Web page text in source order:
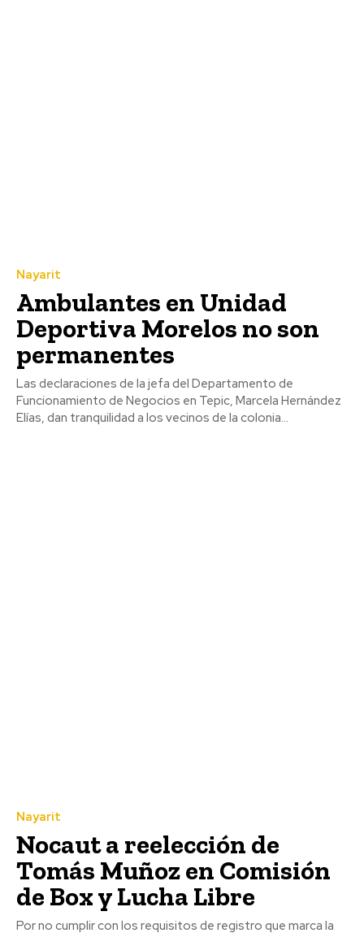
Nayarit
Ambulantes en Unidad
Deportiva Morelos no son
permanentes
Las declaraciones de la jefa del Departamento de
Funcionamiento de Negocios en Tepic, Marcela Hernández
Elías, dan tranquilidad a los vecinos de la colonia...
Nayarit
Nocaut a reelección de
Tomás Muñoz en Comisión
de Box y Lucha Libre
Por no cumplir con los requisitos de registro que marca la